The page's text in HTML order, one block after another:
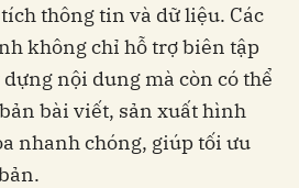
thông tin và dữ liệu. Các
không chỉ hỗ trợ biên tập
nội dung mà còn có thể
bài viết, sản xuất hình
nhanh chóng, giúp tối ưu